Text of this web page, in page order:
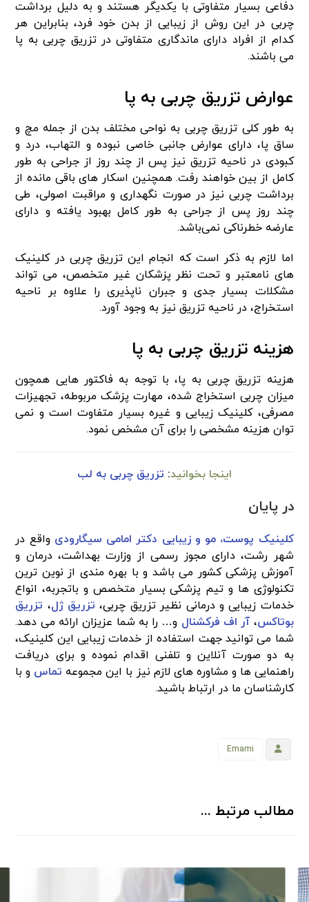
دفاعی بسیار متفاوتی با یکدیگر هستند و به‌ دلیل برداشت
چربی در این روش از زیبایی از بدن خود فرد، بنابراین هر
کدام از افراد دارای ماندگاری متفاوتی در تزریق چربی به پا
می‌ باشند.
عوارض تزریق چربی به پا
به‌ طور کلی تزریق چربی به نواحی مختلف بدن از جمله مچ و
ساق پا، دارای عوارض جانبی خاصی نبوده و التهاب، درد و
کبودی در ناحیه تزریق نیز پس‌ از چند روز از جراحی به‌ طور
کامل از بین خواهند رفت. همچنین اسکار های باقی‌ مانده از
برداشت چربی نیز در صورت نگهداری و مراقبت اصولی، طی
چند روز پس‌ از جراحی به‌ طور کامل بهبود یافته و دارای
عارضه خطرناکی نمی‌باشد.
اما لازم به ذکر است که انجام این تزریق چربی در کلینیک
های نامعتبر و تحت نظر پزشکان غیر متخصص، می‌ تواند
مشکلات بسیار جدی و جبران‌ ناپذیری را علاوه‌ بر ناحیه
استخراج، در ناحیه تزریق نیز به وجود آورد.
هزینه تزریق چربی به پا
هزینه تزریق چربی به پا، با توجه به فاکتور هایی همچون
میزان چربی استخراج شده، مهارت پزشک مربوطه، تجهیزات
مصرفی، کلینیک زیبایی و غیره بسیار متفاوت است و نمی‌
توان هزینه مشخصی را برای آن مشخص نمود.
اینجا بخوانید: تزریق چربی به لب
در پایان
کلینیک پوست، مو و زیبایی دکتر امامی سیگارودی واقع در
شهر رشت، دارای مجوز رسمی از وزارت بهداشت، درمان و
آموزش پزشکی کشور می‌ باشد و با بهره ‌مندی از نوین ترین
تکنولوژی ها و تیم پزشکی بسیار متخصص و باتجربه، انواع
خدمات زیبایی و درمانی نظیر تزریق چربی، تزریق ژل، تزریق
بوتاکس، آر اف فرکشنال و… را به شما عزیزان ارائه می‌ دهد.
شما می‌ توانید جهت استفاده از خدمات زیبایی این کلینیک،
به دو صورت آنلاین و تلفنی اقدام نموده و برای دریافت
راهنمایی‌ ها و مشاوره‌ های لازم نیز با این مجموعه تماس و با
کارشناسان ما در ارتباط باشید.
Emami
مطالب مرتبط ...